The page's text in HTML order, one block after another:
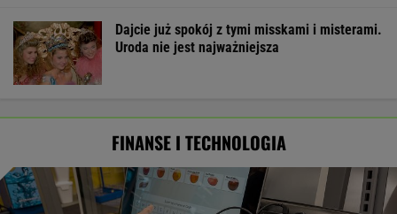
Dajcie już spokój z tymi misskami i misterami.
Uroda nie jest najważniejsza
FINANSE I TECHNOLOGIA